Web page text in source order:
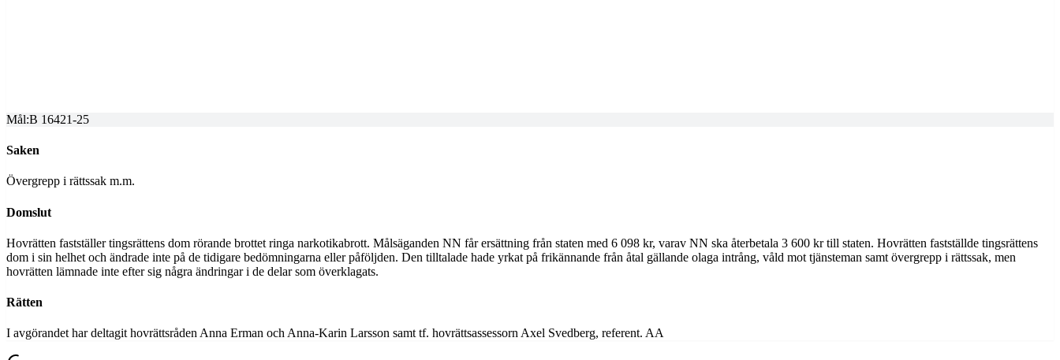
Mål:B 16421-25
Saken
Övergrepp i rättssak m.m.
Domslut
Hovrätten fastställer tingsrättens dom rörande brottet ringa narkotikabrott. Målsäganden NN får ersättning från staten med 6 098 kr, varav NN ska återbetala 3 600 kr till staten. Hovrätten fastställde tingsrättens
dom i sin helhet och ändrade inte på de tidigare bedömningarna eller påföljden. Den tilltalade hade yrkat på frikännande från åtal gällande olaga intrång, våld mot tjänsteman samt övergrepp i rättssak, men
hovrätten lämnade inte efter sig några ändringar i de delar som överklagats.
Rätten
I avgörandet har deltagit hovrättsråden Anna Erman och Anna-Karin Larsson samt tf. hovrättsassessorn Axel Svedberg, referent. AA